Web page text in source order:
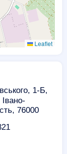
Leaflet
1-Б,
76000